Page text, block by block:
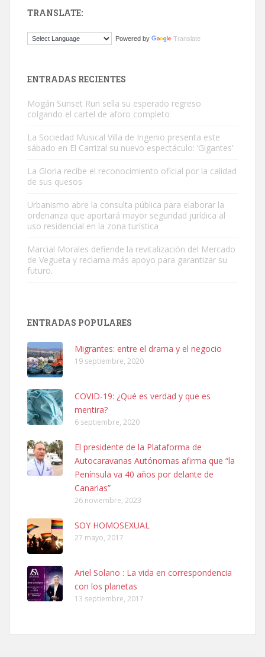
El ayuntamiento se va a llevar a Los Gatos callejeros de la zona los
Este gato macho ha aparecido en la calle hace menos de un mes,
Leales.org » Gran Canaria | 9.7.2025
Leales.org » Gran Canaria
SHIBA PERDIDO AVDA JOSE MESA Y LOPEZ
PERRO MACHO RAZA SHIBA CON MICROCHIP PERDIDO HOY
06/07/2025 ZONA MESA Y LOPEZ. ES MUY ASUSTADIZO
Leales.org » Gran Canaria
6.7.2025
Ninfa perdida
El día 5 se los perdió una ninfa papillera, asustada tiene miedo a la
calle, se perdió por la zon...
TRANSLATE:
Powered by Translate
ENTRADAS RECIENTES
Mogán Sunset Run sella su esperado regreso
colgando el cartel de aforo completo
La Sociedad Musical Villa de Ingenio presenta este
sábado en El Carrizal su nuevo espectáculo: ‘Gigantes’
La Gloria recibe el reconocimiento oficial por la calidad
de sus quesos
Urbanismo abre la consulta pública para elaborar la
ordenanza que aportará mayor seguridad jurídica al
uso residencial en la zona turística
Marcial Morales defiende la revitalización del Mercado
de Vegueta y reclama más apoyo para garantizar su
futuro.
ENTRADAS POPULARES
Migrantes: entre el drama y el negocio
19 septiembre, 2020
COVID-19: ¿Qué es verdad y que es
mentira?
6 septiembre, 2020
El presidente de la Plataforma de
Autocaravanas Autónomas afirma que “la
Península va 40 años por delante de
Canarias”
26 noviembre, 2023
SOY HOMOSEXUAL
27 mayo, 2017
Ariel Solano : La vida en correspondencia
con los planetas
13 septiembre, 2017